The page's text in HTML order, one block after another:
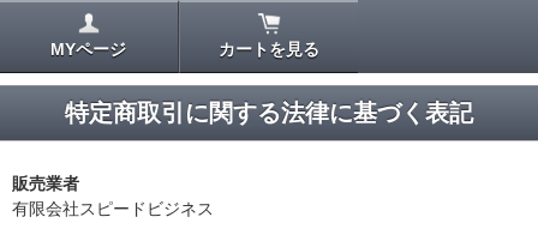
MYページ カートを見る
特定商取引に関する法律に基づく表記
販売業者
有限会社スピードビジネス